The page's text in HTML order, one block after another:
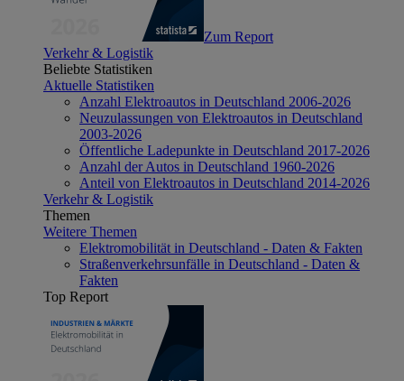
Zum Report
Verkehr & Logistik
Beliebte Statistiken
Aktuelle Statistiken
Anzahl Elektroautos in Deutschland 2006-2026
Neuzulassungen von Elektroautos in Deutschland
2003-2026
Öffentliche Ladepunkte in Deutschland 2017-2026
Anzahl der Autos in Deutschland 1960-2026
Anteil von Elektroautos in Deutschland 2014-2026
Verkehr & Logistik
Themen
Weitere Themen
Elektromobilität in Deutschland - Daten & Fakten
Straßenverkehrsunfälle in Deutschland - Daten &
Fakten
Top Report